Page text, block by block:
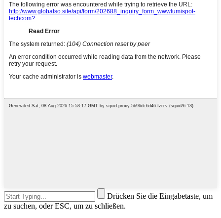
Drücken Sie die Eingabetaste, um
zu suchen, oder ESC, um zu schließen.